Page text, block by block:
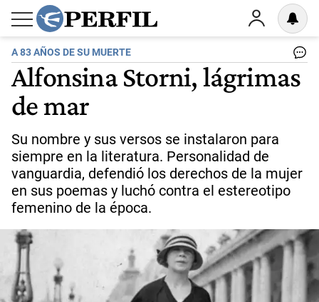
A 83 AÑOS DE SU MUERTE
Alfonsina Storni, lágrimas
de mar
Su nombre y sus versos se instalaron para
siempre en la literatura. Personalidad de
vanguardia, defendió los derechos de la mujer
en sus poemas y luchó contra el estereotipo
femenino de la época.